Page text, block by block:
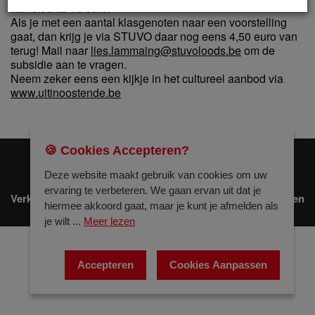
van slechts 10 euro.
Als je met een aantal klasgenoten naar een voorstelling
gaat, dan krijg je via STUVO daar nog eens 4,50 euro van
terug! Mail naar lies.lammaing@stuvoloods.be om de
subsidie aan te vragen.
Neem zeker eens een kijkje in het cultureel aanbod via
www.uitinoostende.be
Verkoopsvoorwaarden/Privacybeleid/Cookies Instellingen
🍪 Cookies Accepteren?
Deze website maakt gebruik van cookies om uw
ervaring te verbeteren. We gaan ervan uit dat je
hiermee akkoord gaat, maar je kunt je afmelden als
je wilt ... Meer lezen
Accepteren Cookies Aanpassen